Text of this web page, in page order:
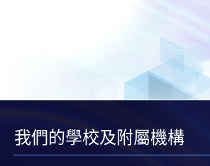
我們的學校及附屬機構